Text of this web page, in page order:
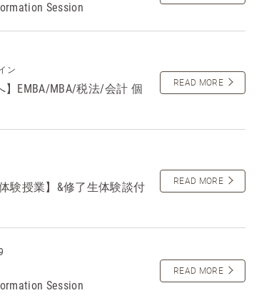
Session
ン
】EMBA/MBA/税法/会計 個
READ MORE
験授業】&修了生体験談付
READ MORE
Session
READ MORE